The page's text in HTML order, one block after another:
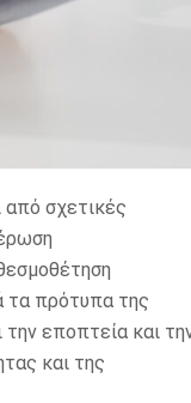
από σχετικές
τα πρότυπα της
εποπτεία και
και της